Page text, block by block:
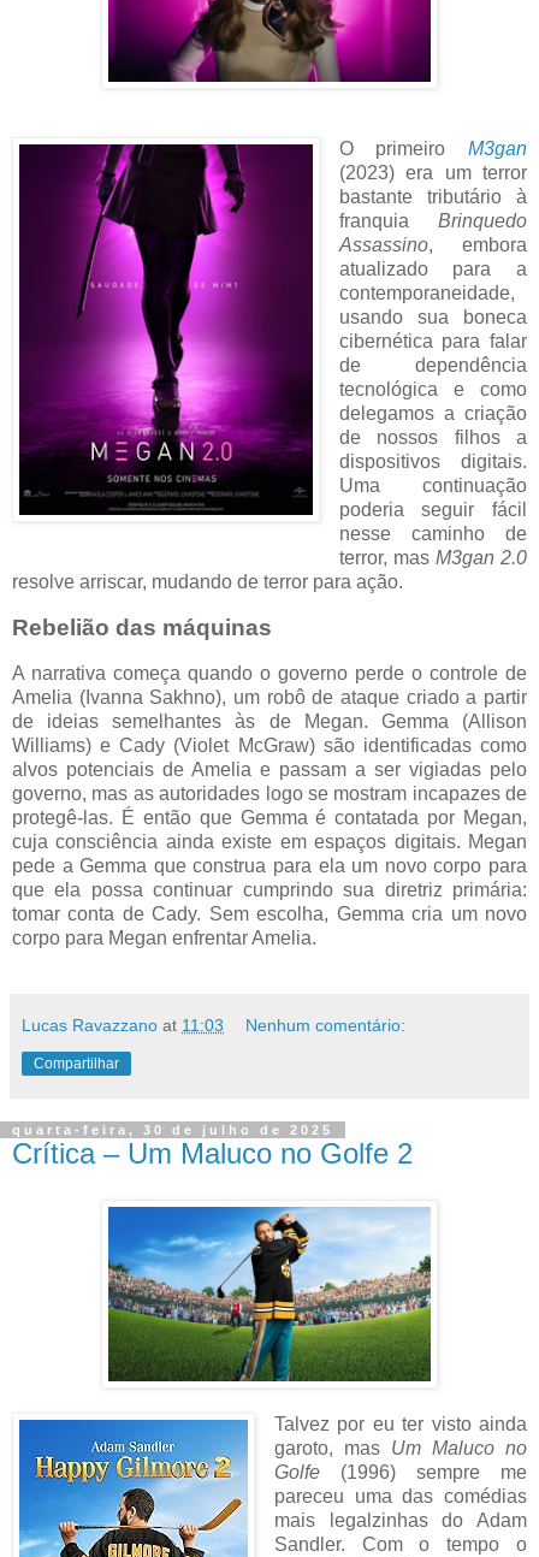
O primeiro M3gan
(2023) era um terror
bastante tributário à
franquia Brinquedo
Assassino, embora
atualizado para a
contemporaneidade,
usando sua boneca
cibernética para falar
de dependência
tecnológica e como
delegamos a criação
de nossos filhos a
dispositivos digitais.
Uma continuação
poderia seguir fácil
nesse caminho de
terror, mas M3gan 2.0
resolve arriscar, mudando de terror para ação.
Rebelião das máquinas
A narrativa começa quando o governo perde o controle de
Amelia (Ivanna Sakhno), um robô de ataque criado a partir
de ideias semelhantes às de Megan. Gemma (Allison
Williams) e Cady (Violet McGraw) são identificadas como
alvos potenciais de Amelia e passam a ser vigiadas pelo
governo, mas as autoridades logo se mostram incapazes de
protegê-las. É então que Gemma é contatada por Megan,
cuja consciência ainda existe em espaços digitais. Megan
pede a Gemma que construa para ela um novo corpo para
que ela possa continuar cumprindo sua diretriz primária:
tomar conta de Cady. Sem escolha, Gemma cria um novo
corpo para Megan enfrentar Amelia.
Lucas Ravazzano at 11:03 Nenhum comentário:
Compartilhar
quarta-feira, 30 de julho de 2025
Crítica – Um Maluco no Golfe 2
Talvez por eu ter visto ainda
garoto, mas Um Maluco no
Golfe (1996)
sempre me
pareceu uma das comédias
mais legalzinhas do Adam
Sandler. Com o tempo o